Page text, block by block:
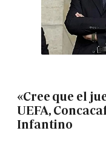
«Cree que el
UEFA,
Infantino